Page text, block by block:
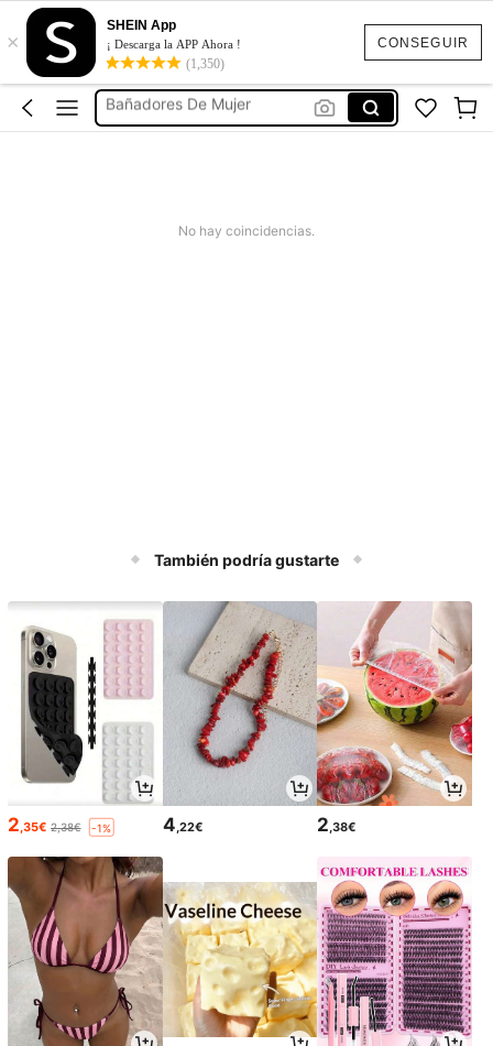
CONSEGUIR
×
SHEIN App
¡ Descarga la APP Ahora !
(1,350)
Vestido Verano Mujer
Bikinis Mujer
Bañadores De Mujer
Missguided
No hay coincidencias.
También podría gustarte
2 ,35€ 2,38€ -1% 4 ,22€ 2 ,38€